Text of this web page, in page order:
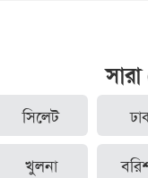
সিলেট
খুলনা